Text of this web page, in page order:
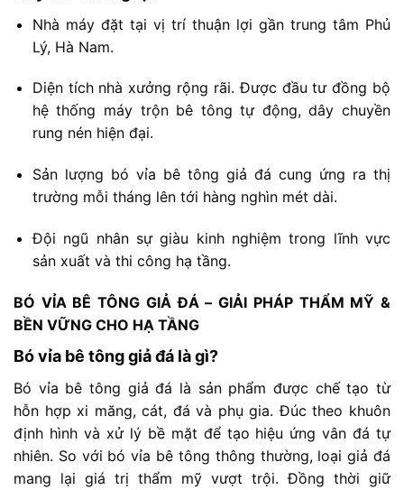
Nhà máy đặt tại vị trí thuận lợigầntrungtâm Phủ
Lý, Hà Nam.
Diện tích nhà xưởng rộng rãi. Được đầutưđồng bộ
hệthống máy trộn bê tôngtự động,dây chuyền
rung nén hiện đại.
Sản lượng bó vỉa bê tông giảđácung ứng rathị
trường mỗi tháng lên tới hàng nghìn mét dài.
Đội ngũ nhân sựgiàu kinh nghiệmtrong lĩnhvực
sản xuất và thi công hạ tầng.
BÓ VỈA BÊTÔNG GIẢĐÁ –GIẢI PHÁP THẨM MỸ &
BỀN VỮNG CHO HẠ TẦNG
Bóvỉa bê tônggiảđá làgì?
Bó vỉa bêtông giảđá là sản phẩmđược chếtạotừ
hỗn hợp xi măng,cát, đávà phụgia. Đúctheo khuôn
định hình và xử lý bề mặt để tạo hiệu ứngvânđátự
nhiên. So với bóvỉa bê tông thông thường, loạigiảđá
mang lại giá trị thẩm mỹ vượt trội. Đồng thời giữ